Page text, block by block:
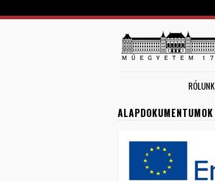
RÓLUNK
ALAPDOKUMENTUMOK